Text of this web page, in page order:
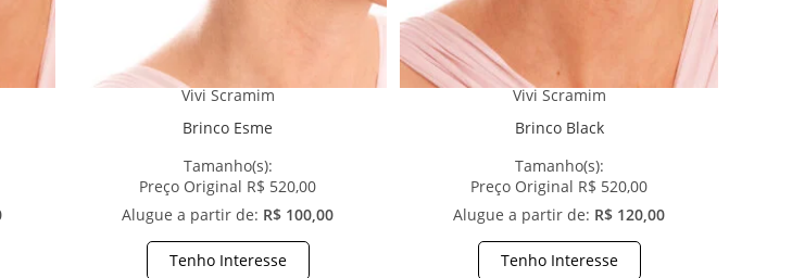
Vivi Scramim
Brinco Esme
Tamanho(s):
Preço Original R$ 520,00
Alugue a partir de: R$ 100,00
Tenho Interesse
Vivi Scramim
Brinco Black
Tamanho(s):
Preço Original R$ 520,00
Alugue a partir de: R$ 120,00
Tenho Interesse